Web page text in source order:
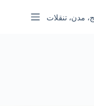
مدن، تنقلات